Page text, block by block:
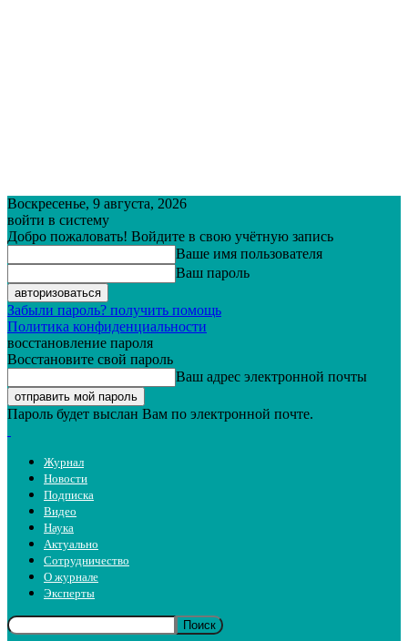
Воскресенье, 9 августа, 2026
войти в систему
Добро пожаловать! Войдите в свою учётную запись
Ваше имя пользователя
Ваш пароль
Забыли пароль? получить помощь
Политика конфиденциальности
восстановление пароля
Восстановите свой пароль
Ваш адрес электронной почты
Пароль будет выслан Вам по электронной почте.
Журнал
Новости
Подписка
Видео
Наука
Актуально
Сотрудничество
О журнале
Эксперты